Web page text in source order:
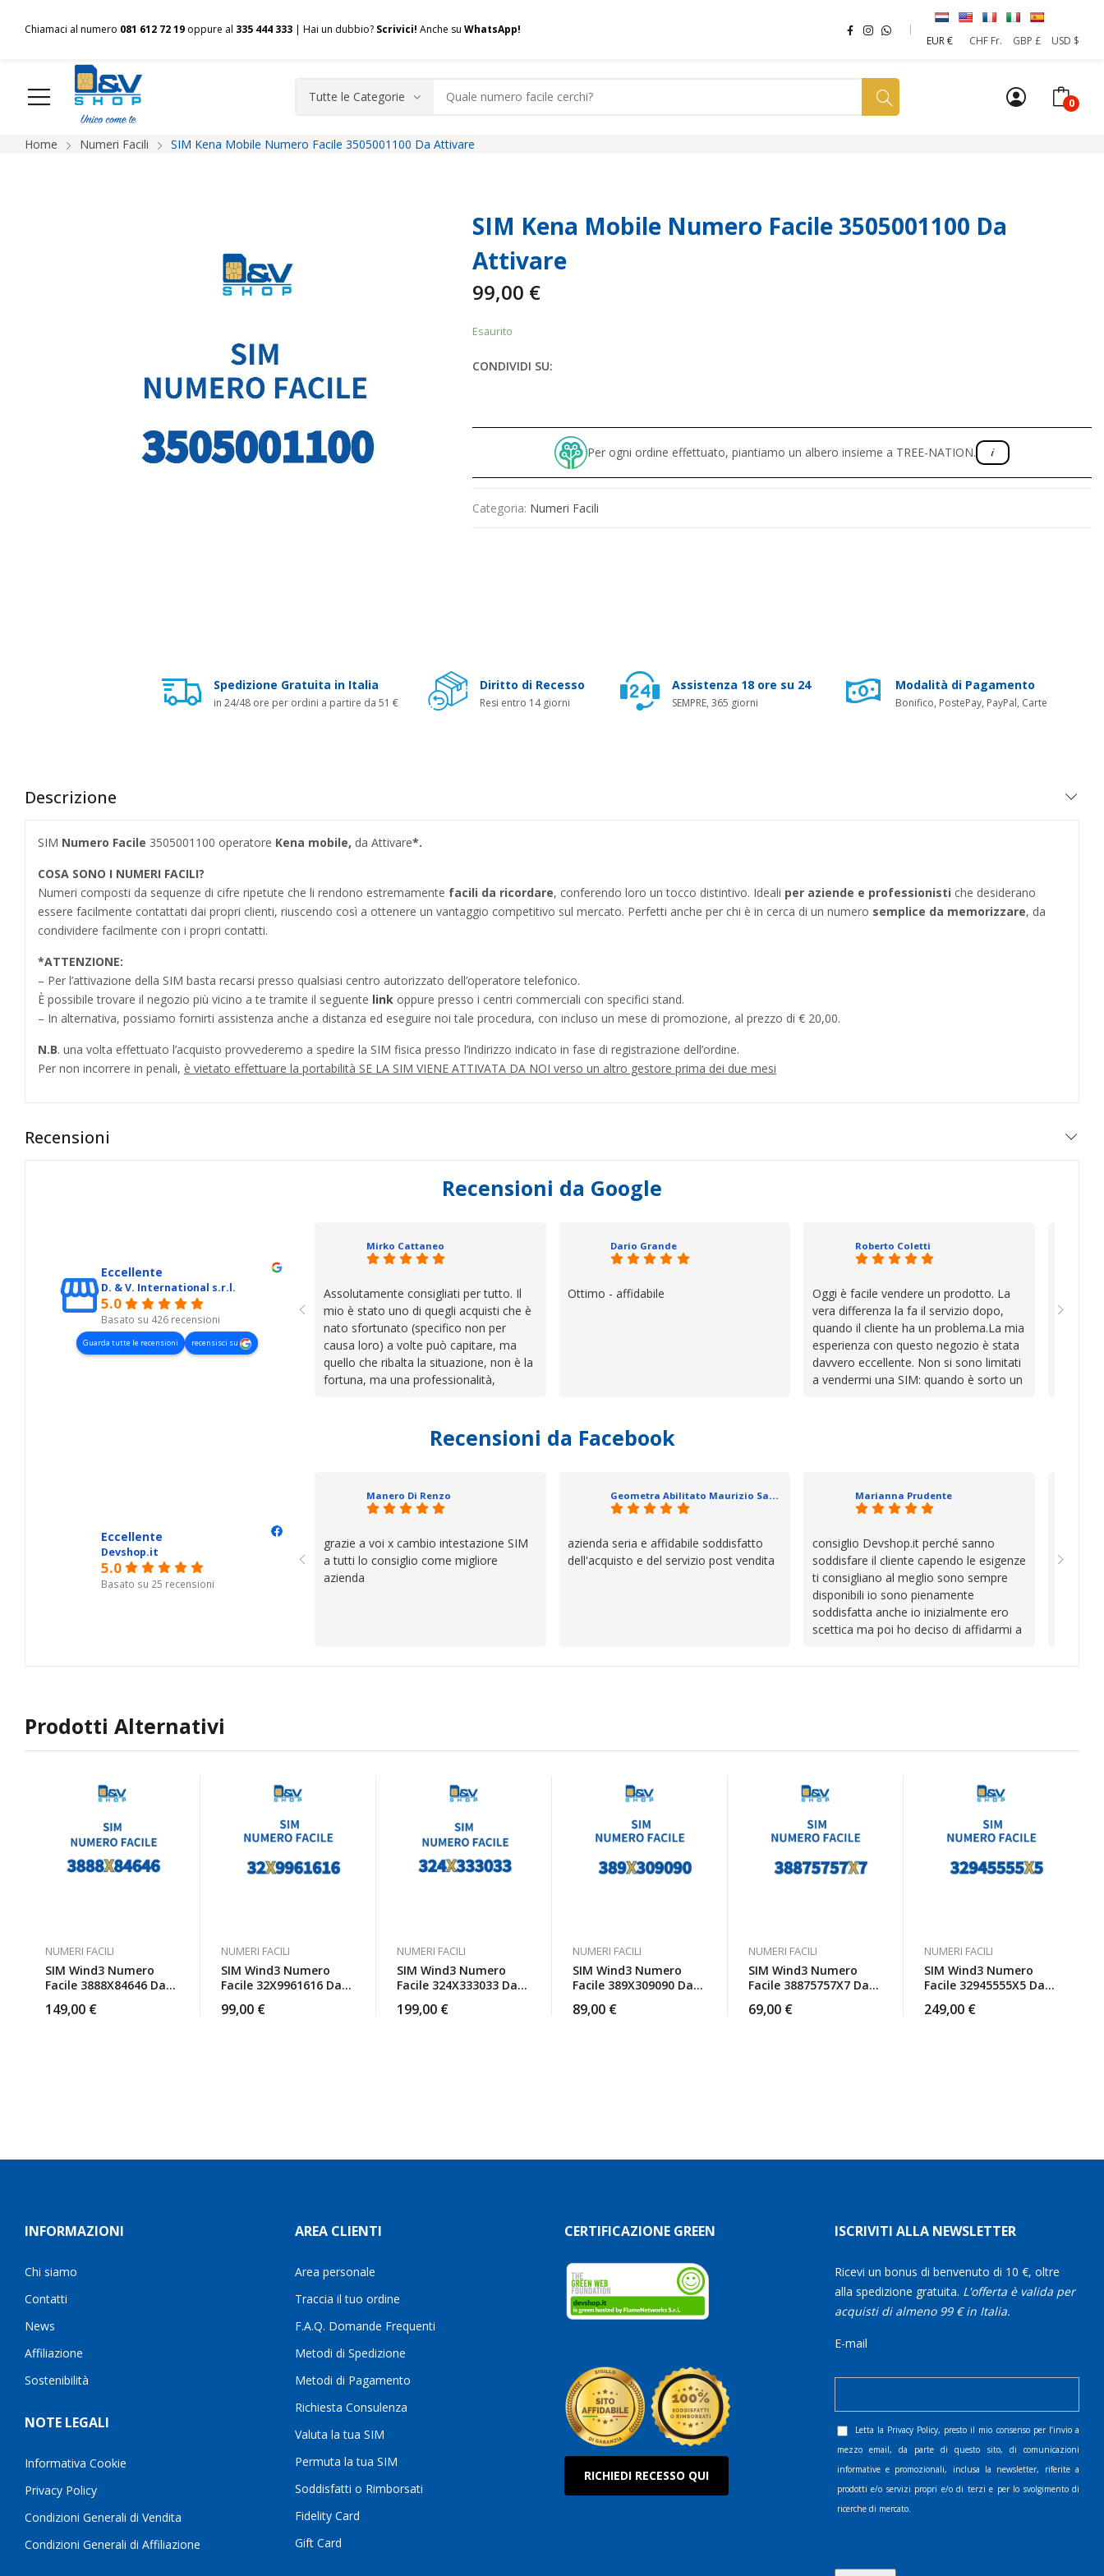
Chiamaci al numero 081 612 72 19 oppure al 335 444 333 | Hai un dubbio? Scrivici! Anche su WhatsApp!
EUR €
CHF Fr. GBP £ USD $
0
HOME Chi siamo Shop Spedizioni Pagamenti F.A.Q. Contatti
Home Numeri Facili SIM Kena Mobile Numero Facile 3505001100 Da Attivare
SIM Kena Mobile Numero Facile 3505001100 Da
Attivare
99,00 €
Esaurito
CONDIVIDI SU:
Per ogni ordine effettuato, piantiamo un albero insieme a TREE-NATION.
Categoria: Numeri Facili
Spedizione Gratuita in Italia
in 24/48 ore per ordini a partire da 51 €
Diritto di Recesso
Resi entro 14 giorni
Assistenza 18 ore su 24
SEMPRE, 365 giorni
Modalità di Pagamento
Bonifico, PostePay, PayPal, Carte
Descrizione
SIM Numero Facile 3505001100 operatore Kena mobile, da Attivare*.
COSA SONO I NUMERI FACILI?
Numeri composti da sequenze di cifre ripetute che li rendono estremamente facili da ricordare, conferendo loro un tocco distintivo. Ideali per aziende e professionisti che desiderano
essere facilmente contattati dai propri clienti, riuscendo così a ottenere un vantaggio competitivo sul mercato. Perfetti anche per chi è in cerca di un numero semplice da memorizzare, da
condividere facilmente con i propri contatti.
*ATTENZIONE:
– Per l’attivazione della SIM basta recarsi presso qualsiasi centro autorizzato dell’operatore telefonico.
È possibile trovare il negozio più vicino a te tramite il seguente link oppure presso i centri commerciali con specifici stand.
– In alternativa, possiamo fornirti assistenza anche a distanza ed eseguire noi tale procedura, con incluso un mese di promozione, al prezzo di € 20,00.
N.B. una volta effettuato l’acquisto provvederemo a spedire la SIM fisica presso l’indirizzo indicato in fase di registrazione dell’ordine.
Per non incorrere in penali, è vietato effettuare la portabilità SE LA SIM VIENE ATTIVATA DA NOI verso un altro gestore prima dei due mesi
Recensioni
Recensioni da Google
Eccellente
D. & V. International s.r.l.
5.0
Basato su 426 recensioni
Guarda tutte le recensioni recensisci su
Mirko Cattaneo
Assolutamente consigliati per tutto. Il
mio è stato uno di quegli acquisti che è
nato sfortunato (specifico non per
causa loro) a volte può capitare, ma
quello che ribalta la situazione, non è la
fortuna, ma una professionalità,
cose. Be', io qui è proprio quello che ho
trovato, un atteggiamento che va oltre
se avete bisogno siete in ottime mani.
Dario Grande
Ottimo - affidabile
Roberto Coletti
Oggi è facile vendere un prodotto. La
vera differenza la fa il servizio dopo,
quando il cliente ha un problema.La mia
esperienza con questo negozio è stata
davvero eccellente. Non si sono limitati
a vendermi una SIM: quando è sorto un
trascurata, trovare persone che si
prendono il tempo di aiutarti fa davvero
la differenza.Per questo motivo li
consiglio senza alcuna esitazione.
Complimenti per la serietà, la
competenza e, soprattutto, per
l’attenzione che dedicate ai vostri clienti.
Continuate così! Roberto Olanda
sono
Recensioni da Facebook
Eccellente
Devshop.it
5.0
Basato su 25 recensioni
Manero Di Renzo
grazie a voi x cambio intestazione SIM
a tutti lo consiglio come migliore
azienda
Geometra Abilitato Maurizio Sammartano
azienda seria e affidabile soddisfatto
dell'acquisto e del servizio post vendita
Marianna Prudente
consiglio Devshop.it perché sanno
soddisfare il cliente capendo le esigenze
ti consigliano al meglio sono sempre
disponibili io sono pienamente
soddisfatta anche io inizialmente ero
scettica ma poi ho deciso di affidarmi a
cambio
Prodotti Alternativi
NUMERI FACILI
SIM Wind3 Numero
Facile 3888X84646 Da
149,00 €
NUMERI FACILI
SIM Wind3 Numero
Facile 32X9961616 Da
99,00 €
NUMERI FACILI
SIM Wind3 Numero
Facile 324X333033 Da
199,00 €
NUMERI FACILI
SIM Wind3 Numero
Facile 389X309090 Da
89,00 €
NUMERI FACILI
SIM Wind3 Numero
Facile 38875757X7 Da
69,00 €
NUMERI FACILI
SIM Wind3 Numero
Facile 32945555X5 Da
249,00 €
INFORMAZIONI
Chi siamo
Contatti
News
Affiliazione
Sostenibilità
NOTE LEGALI
Informativa Cookie
Privacy Policy
Condizioni Generali di Vendita
Condizioni Generali di Affiliazione
AREA CLIENTI
Area personale
Traccia il tuo ordine
F.A.Q. Domande Frequenti
Metodi di Spedizione
Metodi di Pagamento
Richiesta Consulenza
Valuta la tua SIM
Permuta la tua SIM
Soddisfatti o Rimborsati
Fidelity Card
Gift Card
CERTIFICAZIONE GREEN
RICHIEDI RECESSO QUI
ISCRIVITI ALLA NEWSLETTER
Ricevi un bonus di benvenuto di 10 €, oltre
alla spedizione gratuita. L'offerta è valida per
acquisti di almeno 99 € in Italia.
E-mail
Letta la Privacy Policy, presto il mio consenso per l’invio a
mezzo email, da parte di questo sito, di comunicazioni
informative e promozionali, inclusa la newsletter, riferite a
prodotti e/o servizi propri e/o di terzi e per lo svolgimento di
ricerche di mercato.